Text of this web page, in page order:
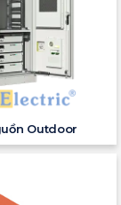
Outdoor